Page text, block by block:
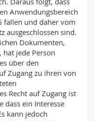
Anwendungsbereich
fallen und daher vom
ausgeschlossen sind.
Dokumenten,
hat jede Person
über den
Zugang zu ihren von
Recht auf Zugang ist
dass ein Interesse
kann jedoch